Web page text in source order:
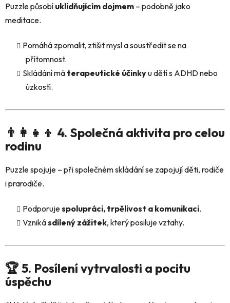
Puzzle působí uklidňujícím dojmem – podobně jako
meditace.
Pomáhá zpomalit, ztišit mysl a soustředit se na
přítomnost.
Skládání má terapeutické účinkyu dětí s ADHD nebo
úzkostí.
👨‍👩‍👧‍👦 4. Společná aktivita pro celou
rodinu
Puzzle spojuje – při společném skládání se zapojují děti, rodiče
i prarodiče.
Podporujespolupráci, trpělivost a komunikaci.
Vznikásdílený zážitek, který posiluje vztahy.
🏆 5. Posílení vytrvalosti a pocitu
úspěchu